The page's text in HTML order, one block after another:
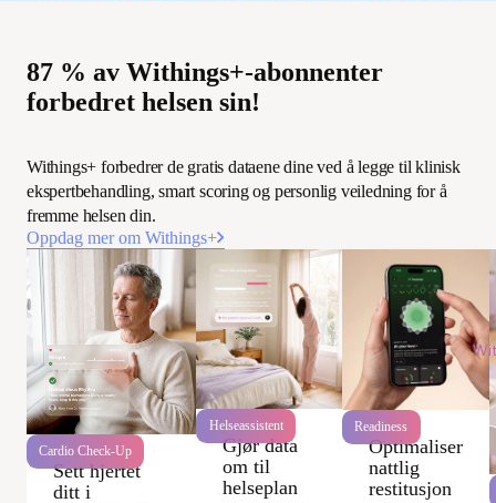
87 % av Withings+-abonnenter
forbedret helsen sin!
Withings+ forbedrer de gratis dataene dine ved å legge til klinisk
ekspertbehandling, smart scoring og personlig veiledning for å
fremme helsen din.
Oppdag mer om Withings+
Cardio Check-Up
Sett hjertet
ditt i
Helseassistent
Gjør data
om til
helseplan
Readiness
Optimaliser
nattlig
restitusjon